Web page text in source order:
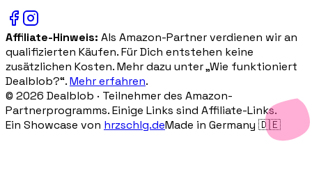
Affiliate-Hinweis: Als Amazon-Partner verdienen wir an
qualifizierten Käufen. Für Dich entstehen keine
zusätzlichen Kosten. Mehr dazu unter „Wie funktioniert
Dealblob?“.Mehr erfahren.
© 2026 Dealblob · Teilnehmer des Amazon-
Partnerprogramms. Einige Links sind Affiliate-Links.
Ein Showcase von hrzschlg.deMade in Germany 🇩🇪